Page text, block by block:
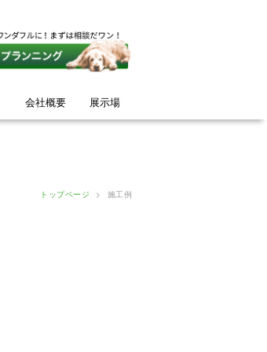
会社概要 展示場
トップページ > 施工例